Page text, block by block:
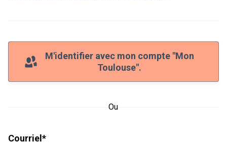
M'identifier avec mon compte "Mon
Toulouse".
Ou
Courriel *Champ obligatoire